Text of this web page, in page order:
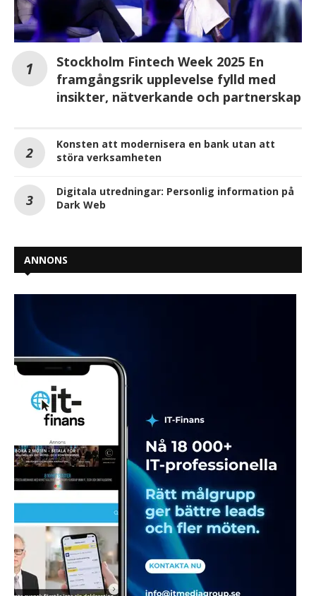
Stockholm Fintech Week 2025 En
framgångsrik upplevelse fylld med
insikter, nätverkande och partnerskap
Konsten att modernisera en bank utan att
störa verksamheten
Digitala utredningar: Personlig information på
Dark Web
ANNONS